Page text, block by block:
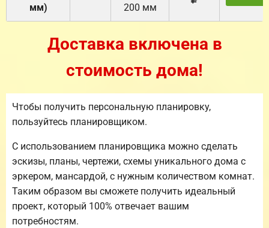
мм)
200 мм
Доставка включена в
стоимость дома!
Чтобы получить персональную планировку,
пользуйтесь планировщиком.
С использованием планировщика можно сделать
эскизы, планы, чертежи, схемы уникального дома с
эркером, мансардой, с нужным количеством комнат.
Таким образом вы сможете получить идеальный
проект, который 100% отвечает вашим
потребностям.